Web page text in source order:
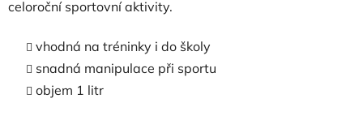
celoroční sportovní aktivity.
vhodná na tréninky i do školy
snadná manipulace při sportu
objem 1 litr